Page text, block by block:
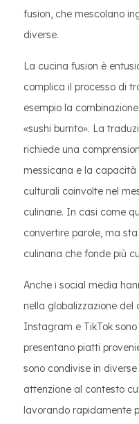
fusion, che mescolano
diverse.
La cucina fusion è
complica il processo di
esempio la
«sushi burrito». La
richiede una
messicana e la
culturali coinvolte nel
culinarie. In casi come
convertire parole, ma
culinaria che fonde più
Anche i social media
nella globalizzazione
Instagram e TikTok
presentano piatti
sono condivise in
attenzione al contesto
lavorando rapidamente